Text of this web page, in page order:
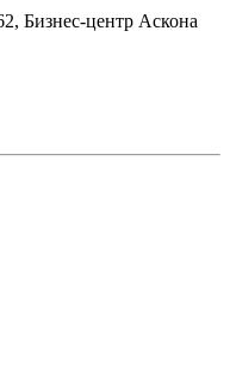
Бизнес-центр Аскона